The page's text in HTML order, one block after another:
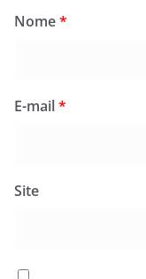
Nome*
E-mail*
Site